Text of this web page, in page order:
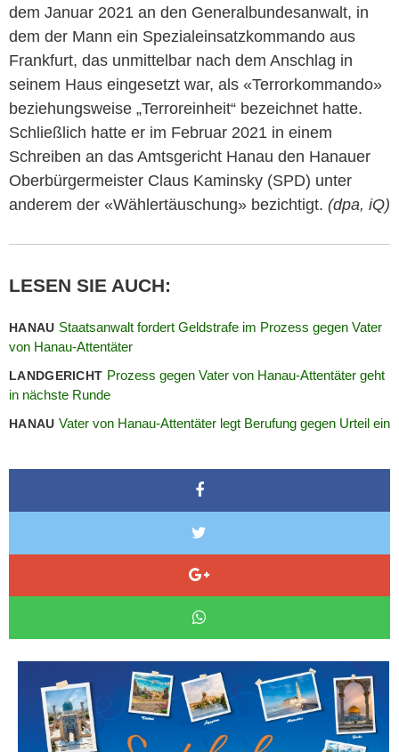
dem Januar 2021 an den Generalbundesanwalt, in
dem der Mann ein Spezialeinsatzkommando aus
Frankfurt, das unmittelbar nach dem Anschlag in
seinem Haus eingesetzt war, als «Terrorkommando»
beziehungsweise „Terroreinheit“ bezeichnet hatte.
Schließlich hatte er im Februar 2021 in einem
Schreiben an das Amtsgericht Hanau den Hanauer
Oberbürgermeister Claus Kaminsky (SPD) unter
anderem der «Wählertäuschung» bezichtigt. (dpa, iQ)
LESEN SIE AUCH:
HANAU Staatsanwalt fordert Geldstrafe im Prozess gegen Vater
von Hanau-Attentäter
LANDGERICHT Prozess gegen Vater von Hanau-Attentäter geht
in nächste Runde
HANAU Vater von Hanau-Attentäter legt Berufung gegen Urteil ein